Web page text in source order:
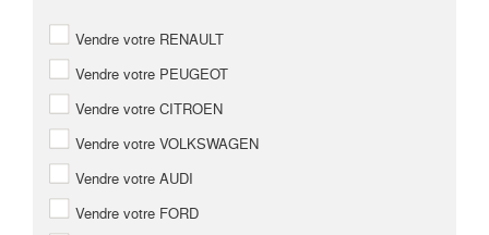
Vendre votre RENAULT
Vendre votre PEUGEOT
Vendre votre CITROEN
Vendre votre VOLKSWAGEN
Vendre votre AUDI
Vendre votre FORD